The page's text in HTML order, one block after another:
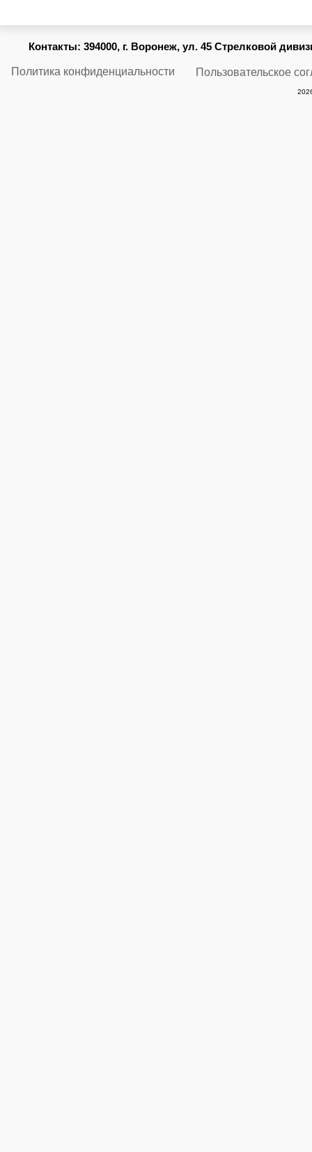
Контакты: 394000, г. Воронеж, ул. 45 Стрелковой
Политика конфиденциальности Пользовательское